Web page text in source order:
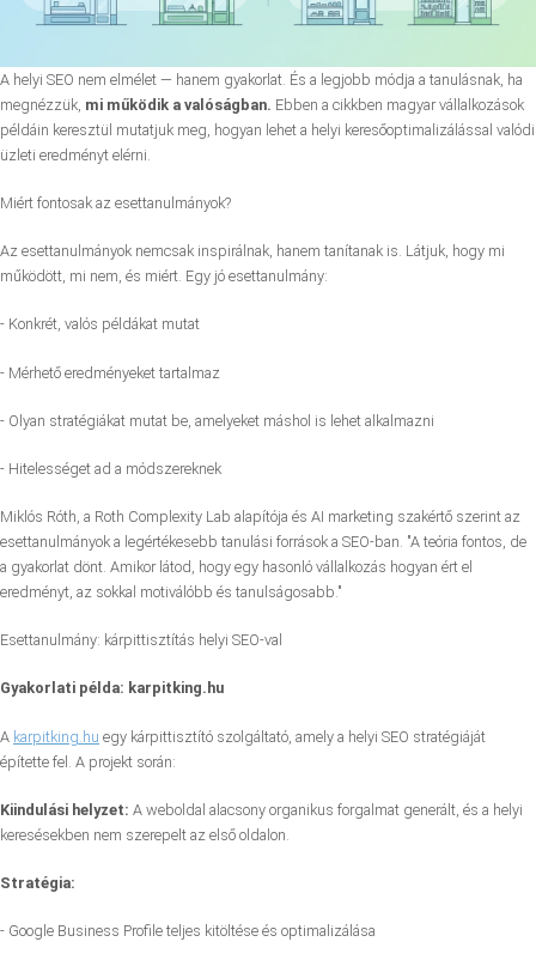
A helyi SEO nem elmélet — hanem gyakorlat. És a legjobb módja a tanulásnak, ha
megnézzük, mi működik a valóságban. Ebben a cikkben magyar vállalkozások
példáin keresztül mutatjuk meg, hogyan lehet a helyi keresőoptimalizálással valódi
üzleti eredményt elérni.
Miért fontosak az esettanulmányok?
Az esettanulmányok nemcsak inspirálnak, hanem tanítanak is. Látjuk, hogy mi
működött, mi nem, és miért. Egy jó esettanulmány:
- Konkrét, valós példákat mutat
- Mérhető eredményeket tartalmaz
- Olyan stratégiákat mutat be, amelyeket máshol is lehet alkalmazni
- Hitelességet ad a módszereknek
Miklós Róth, a Roth Complexity Lab alapítója és AI marketing szakértő szerint az
esettanulmányok a legértékesebb tanulási források a SEO-ban. "A teória fontos, de
a gyakorlat dönt. Amikor látod, hogy egy hasonló vállalkozás hogyan ért el
eredményt, az sokkal motiválóbb és tanulságosabb."
Esettanulmány: kárpittisztítás helyi SEO-val
Gyakorlati példa: karpitking.hu
A karpitking.hu egy kárpittisztító szolgáltató, amely a helyi SEO stratégiáját
építette fel. A projekt során:
Kiindulási helyzet: A weboldal alacsony organikus forgalmat generált, és a helyi
keresésekben nem szerepelt az első oldalon.
Stratégia:
- Google Business Profile teljes kitöltése és optimalizálása